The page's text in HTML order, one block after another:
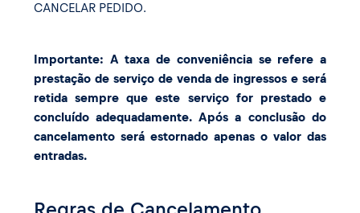
CANCELAR PEDIDO.
Importante: A taxa de conveniência se refere a
prestação de serviço de venda de ingressos e será
retida sempre que este serviço for prestado e
concluído adequadamente. Após a conclusão do
cancelamento será estornado apenas o valor das
entradas.